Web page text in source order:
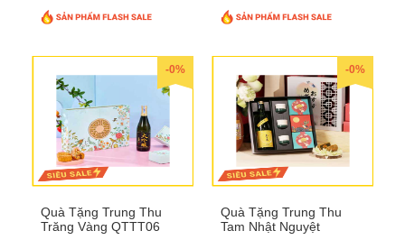
-0%
Quà Tặng Trung Thu
Trăng Vàng QTTT06
-0%
Quà Tặng Trung Thu
Tam Nhật Nguyệt